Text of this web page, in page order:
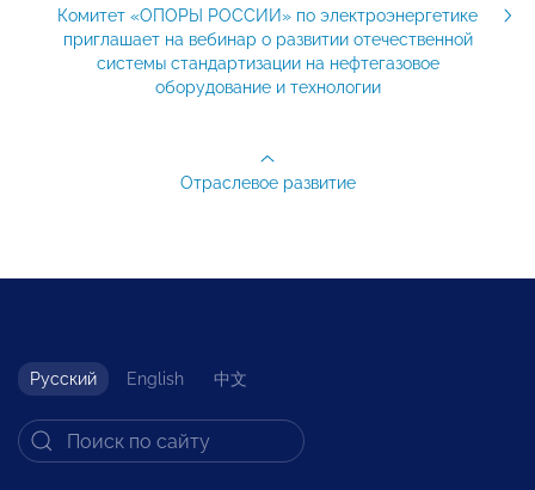
Комитет «ОПОРЫ РОССИИ» по электроэнергетике
приглашает на вебинар о развитии отечественной
системы стандартизации на нефтегазовое
оборудование и технологии
Отраслевое развитие
Русский English 中文